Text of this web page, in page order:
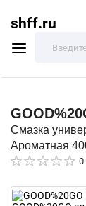
shff.ru
Смазка
Ароматная
0